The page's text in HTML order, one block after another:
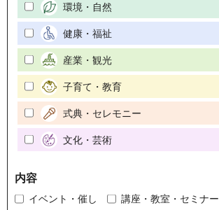
環境・自然
健康・福祉
産業・観光
子育て・教育
式典・セレモニー
文化・芸術
内容
イベント・催し 講座・教室・セミナー